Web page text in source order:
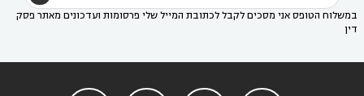
במשלוח הטופס אני מסכים לקבל לכתובת המייל שלי פרסומות ועדכונים מאתר פסק
דין